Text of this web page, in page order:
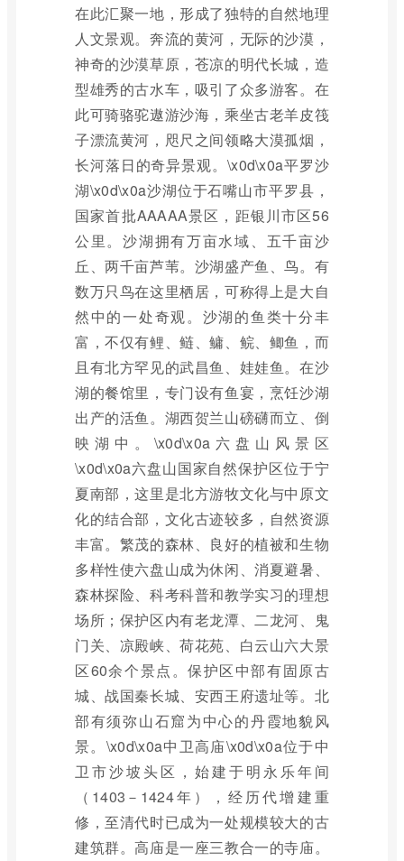
在此汇聚一地，形成了独特的自然地理
人文景观。奔流的黄河，无际的沙漠，
神奇的沙漠草原，苍凉的明代长城，造
型雄秀的古水车，吸引了众多游客。在
此可骑骆驼遨游沙海，乘坐古老羊皮筏
子漂流黄河，咫尺之间领略大漠孤烟，
长河落日的奇异景观。\x0d\x0a平罗沙
湖\x0d\x0a沙湖位于石嘴山市平罗县，
国家首批AAAAA景区，距银川市区56
公里。沙湖拥有万亩水域、五千亩沙
丘、两千亩芦苇。沙湖盛产鱼、鸟。有
数万只鸟在这里栖居，可称得上是大自
然中的一处奇观。沙湖的鱼类十分丰
富，不仅有鲤、鲢、鳙、鲩、鲫鱼，而
且有北方罕见的武昌鱼、娃娃鱼。在沙
湖的餐馆里，专门设有鱼宴，烹饪沙湖
出产的活鱼。湖西贺兰山磅礴而立、倒
映湖中。\x0d\x0a六盘山风景区
\x0d\x0a六盘山国家自然保护区位于宁
夏南部，这里是北方游牧文化与中原文
化的结合部，文化古迹较多，自然资源
丰富。繁茂的森林、良好的植被和生物
多样性使六盘山成为休闲、消夏避暑、
森林探险、科考科普和教学实习的理想
场所；保护区内有老龙潭、二龙河、鬼
门关、凉殿峡、荷花苑、白云山六大景
区60余个景点。保护区中部有固原古
城、战国秦长城、安西王府遗址等。北
部有须弥山石窟为中心的丹霞地貌风
景。\x0d\x0a中卫高庙\x0d\x0a位于中
卫市沙坡头区，始建于明永乐年间
（1403－1424年），经历代增建重
修，至清代时已成为一处规模较大的古
建筑群。高庙是一座三教合一的寺庙。